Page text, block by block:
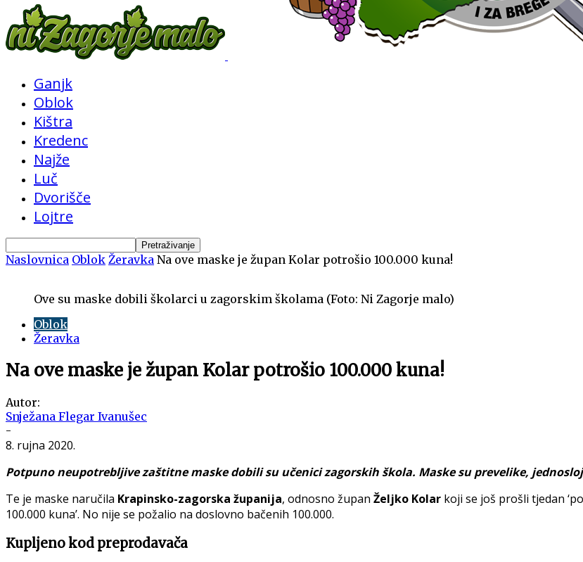
Ganjk
Oblok
Kištra
Kredenc
Najže
Luč
Dvorišče
Lojtre
Naslovnica Oblok Žeravka Na ove maske je župan Kolar potrošio 100.000 kuna!
Ove su maske dobili školarci u zagorskim školama (Foto: Ni Zagorje malo)
Oblok
Žeravka
Na ove maske je župan Kolar potrošio 100.000 kuna!
Autor:
Snježana Flegar Ivanušec
-
8. rujna 2020.
Potpuno neupotrebljive zaštitne maske dobili su učenici zagorskih škola. Maske su prevelike,
Te je maske naručila Krapinsko-zagorska županija, odnosno župan Željko Kolar koji se još prošli tjedan
100.000 kuna’. No nije se požalio na doslovno bačenih 100.000.
Kupljeno kod preprodavača